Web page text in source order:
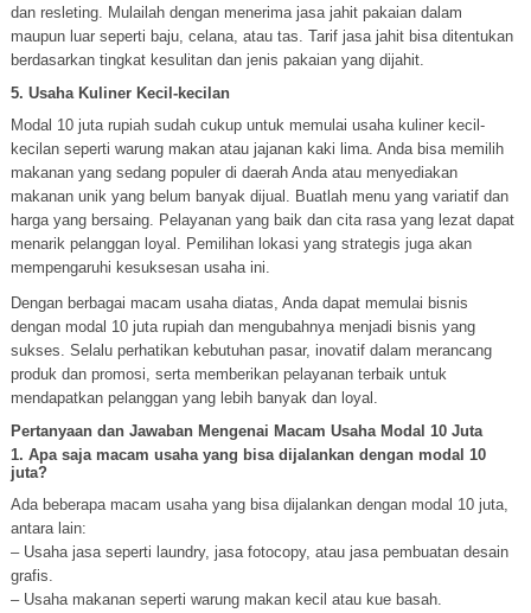
dan resleting. Mulailah dengan menerima jasa jahit pakaian dalam
maupun luar seperti baju, celana, atau tas. Tarif jasa jahit bisa ditentukan
berdasarkan tingkat kesulitan dan jenis pakaian yang dijahit.
5. Usaha Kuliner Kecil-kecilan
Modal 10 juta rupiah sudah cukup untuk memulai usaha kuliner kecil-
kecilan seperti warung makan atau jajanan kaki lima. Anda bisa memilih
makanan yang sedang populer di daerah Anda atau menyediakan
makanan unik yang belum banyak dijual. Buatlah menu yang variatif dan
harga yang bersaing. Pelayanan yang baik dan cita rasa yang lezat dapat
menarik pelanggan loyal. Pemilihan lokasi yang strategis juga akan
mempengaruhi kesuksesan usaha ini.
Dengan berbagai macam usaha diatas, Anda dapat memulai bisnis
dengan modal 10 juta rupiah dan mengubahnya menjadi bisnis yang
sukses. Selalu perhatikan kebutuhan pasar, inovatif dalam merancang
produk dan promosi, serta memberikan pelayanan terbaik untuk
mendapatkan pelanggan yang lebih banyak dan loyal.
Pertanyaan dan Jawaban Mengenai Macam Usaha Modal 10 Juta
1. Apa saja macam usaha yang bisa dijalankan dengan modal 10
juta?
Ada beberapa macam usaha yang bisa dijalankan dengan modal 10 juta,
antara lain:
– Usaha jasa seperti laundry, jasa fotocopy, atau jasa pembuatan desain
grafis.
– Usaha makanan seperti warung makan kecil atau kue basah.